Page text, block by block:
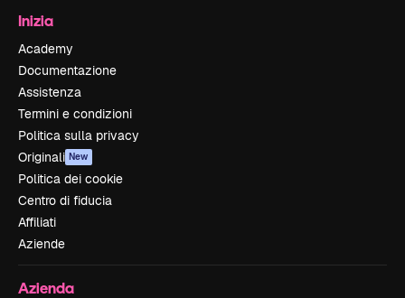
Inizia
Academy
Documentazione
Assistenza
Termini e condizioni
Politica sulla privacy
Originali New
Politica dei cookie
Centro di fiducia
Affiliati
Aziende
Azienda